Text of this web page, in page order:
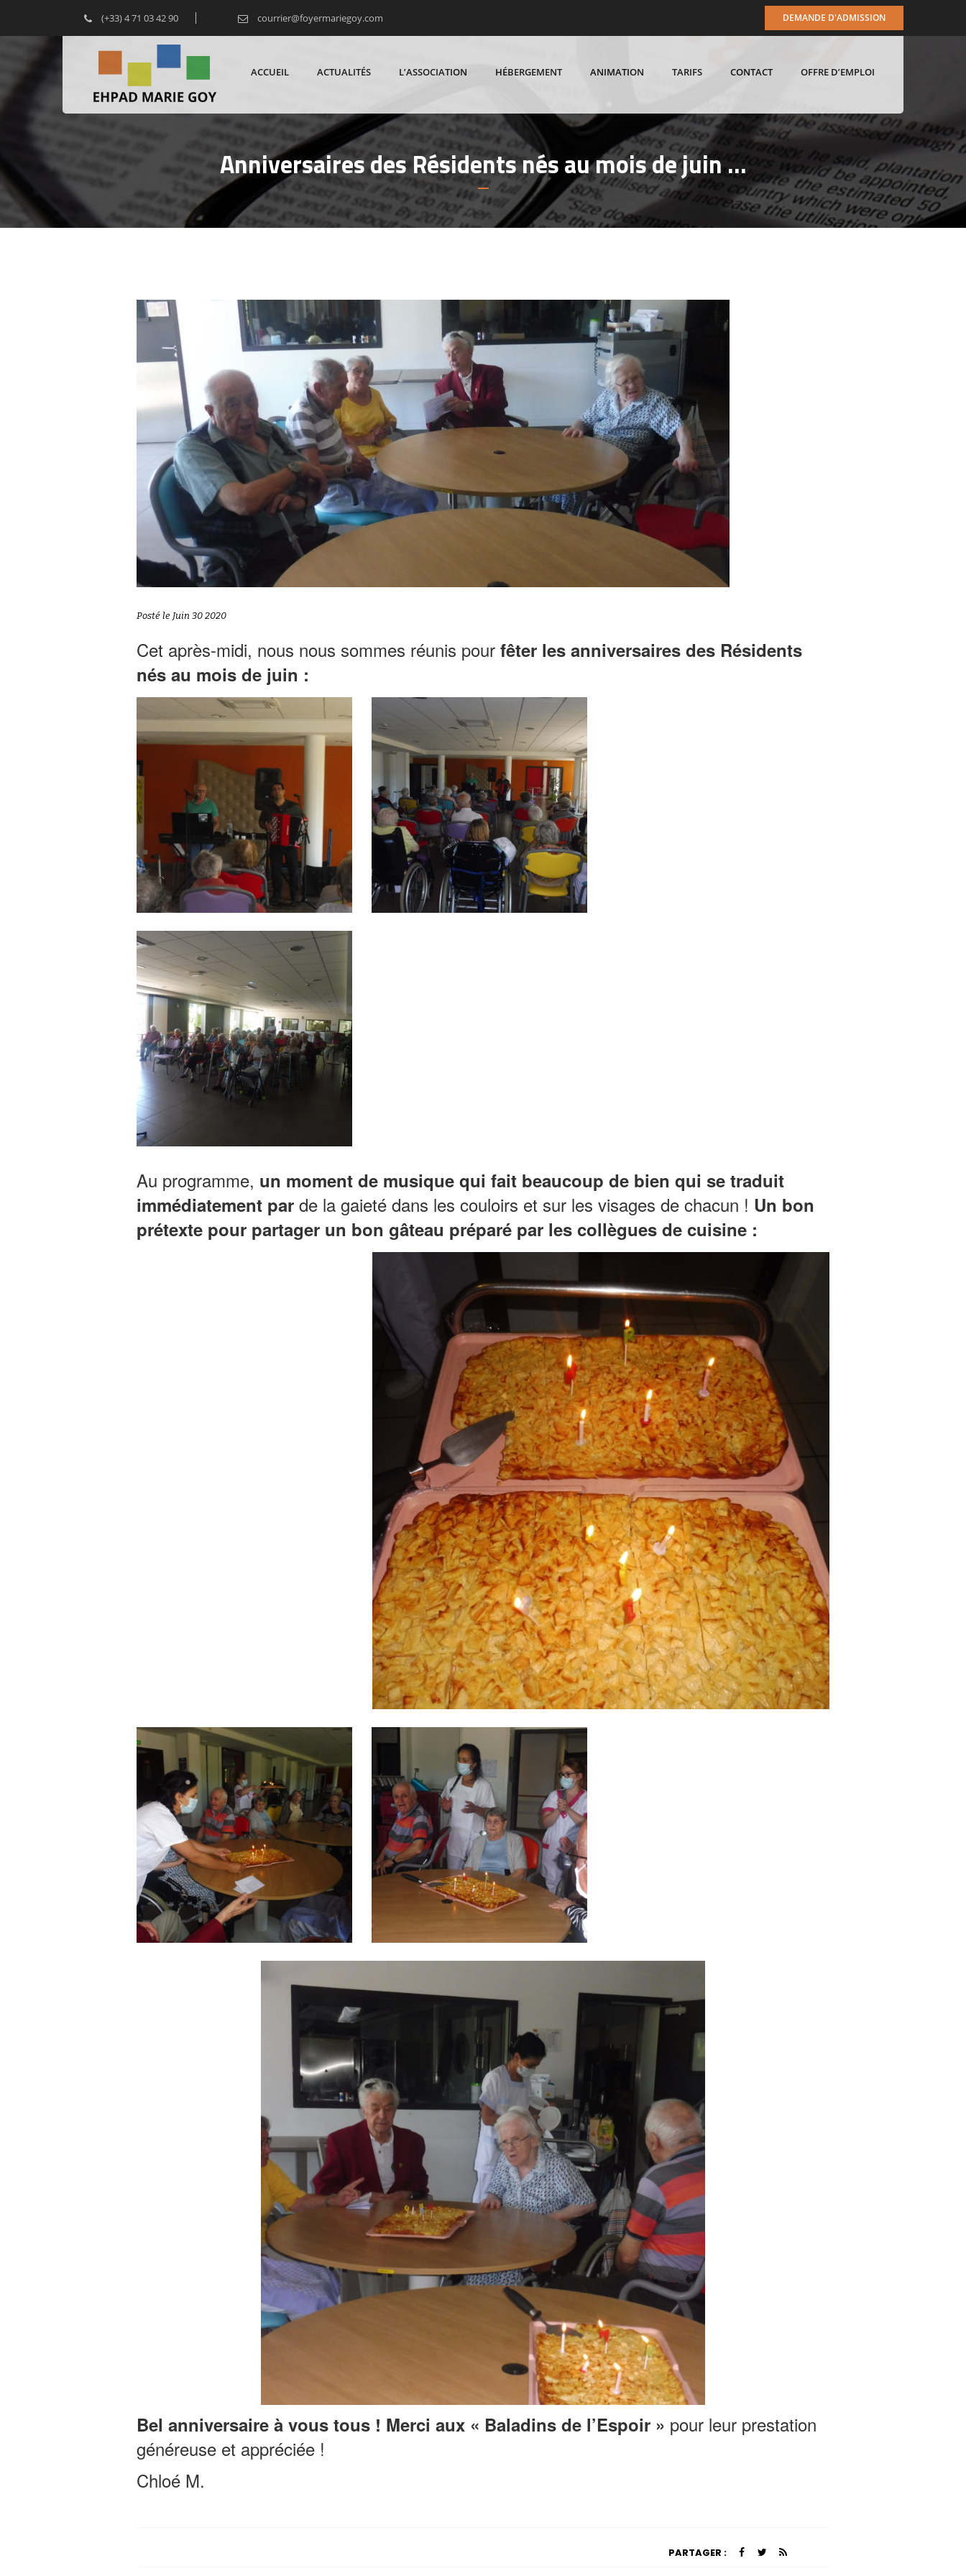
(+33) 4 71 03 42 90 courrier@foyermariegoy.com DEMANDE D'ADMISSION
ACCUEIL ACTUALITÉS L’ASSOCIATION HÉBERGEMENT ANIMATION TARIFS CONTACT OFFRE D’EMPLOI
Anniversaires des Résidents nés au mois de juin …
Posté le Juin 30 2020
Cet après-midi, nous nous sommes réunis pourfêter les anniversaires des Résidents
nés au mois de juin :
Au programme, un moment de musique qui fait beaucoup de bien qui se traduit
immédiatement parde la gaieté dans les couloirs et sur les visages de chacun ! Un bon
prétexte pour partager un bon gâteau préparé par les collègues de cuisine :
Bel anniversaire à vous tous ! Merci aux « Baladins de l’Espoir » pour leur prestation
généreuse et appréciée !
Chloé M.
PARTAGER :